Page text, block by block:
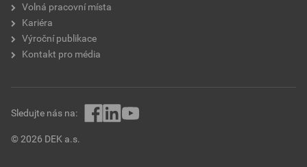
Volná pracovní místa
Kariéra
Výroční publikace
Kontakt pro média
© 2026 DEK a.s.
Sledujte nás na: